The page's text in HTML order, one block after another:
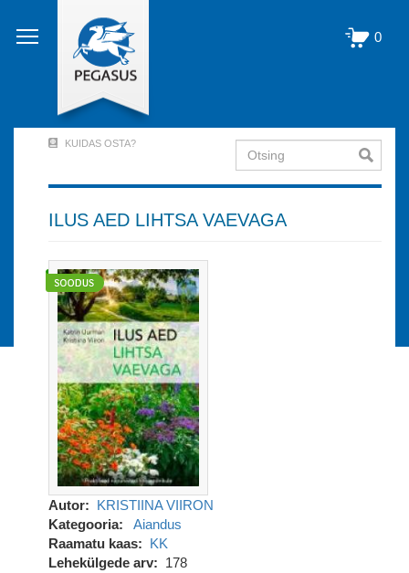
edasi
põhisisu
0
Account
Menu
out)
KUIDAS OSTA? Otsing
ILUS AED LIHTSA VAEVAGA
Autor
KRISTIINA VIIRON
Kategooria
Aiandus
Raamatu kaas
KK
Lehekülgede arv
178